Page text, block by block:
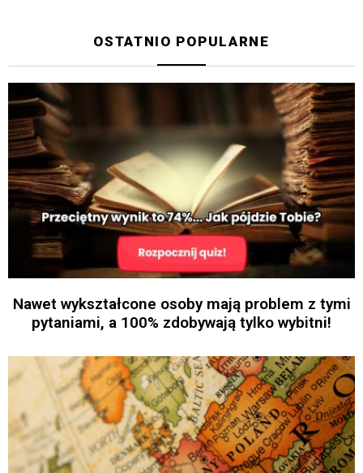
OSTATNIO POPULARNE
Nawet wykształcone osoby mają problem z tymi
pytaniami, a 100% zdobywają tylko wybitni!